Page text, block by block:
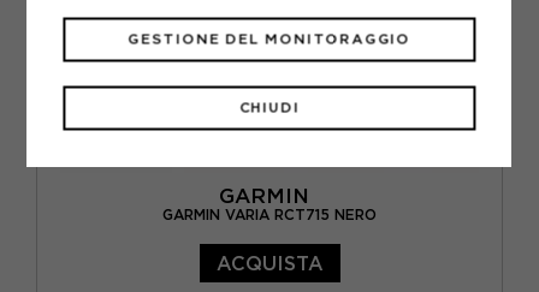
GARMIN
GARMIN VARIA RCT715 NERO
ACQUISTA
CHIUDI
GESTIONE DEL MONITORAGGIO